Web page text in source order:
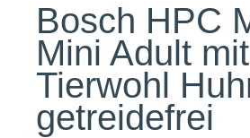
Bosch HPC
Mini Adult mit
Tierwohl
getreidefrei